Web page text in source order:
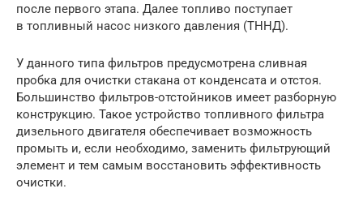
после первого этапа. Далее топливо поступает
в топливный насос низкого давления (ТННД).
У данного типа фильтров предусмотрена сливная
пробка для очистки стакана от конденсата и отстоя.
Большинство фильтров-отстойников имеет разборную
конструкцию. Такое устройство топливного фильтра
дизельного двигателя обеспечивает возможность
промыть и, если необходимо, заменить фильтрующий
элемент и тем самым восстановить эффективность
очистки.